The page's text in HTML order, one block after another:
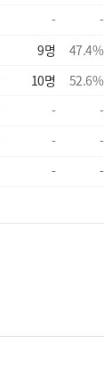
-
-
9명 47.4%
10명 52.6%
-
-
-
-
- -